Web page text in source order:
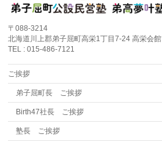
〒088-3214
北海道川上郡弟子屈町高栄1丁目7-24 高栄会館
TEL : 015-486-7121
ご挨拶
弟子屈町長 ご挨拶
Birth47社長 ご挨拶
塾長 ご挨拶